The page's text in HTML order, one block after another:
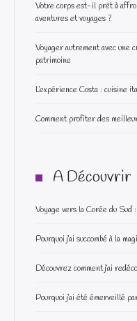
Votre corps est-il prêt à
aventures et voyages ?
Voyager autrement avec
patrimoine
L’expérience Costa : cuisine
Comment profiter des
A Découvrir
Voyage vers la Corée du Sud
Pourquoi j’ai succombé à la
Découvrez comment j’ai
Pourquoi j’ai été émerveillé